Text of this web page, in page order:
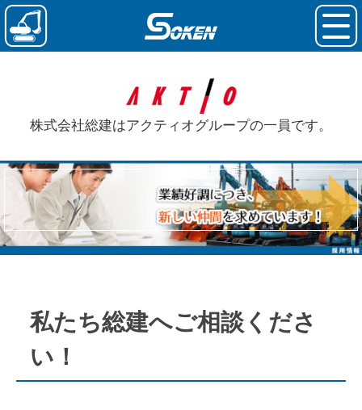
株式会社総建はアクティオグループの一員です。
私たち総建へご相談くださ
い！